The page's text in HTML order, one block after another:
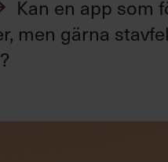
Kan en app som
men gärna